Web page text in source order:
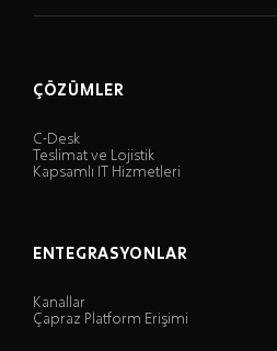
ÇÖZÜMLER
C-Desk
Teslimat ve Lojistik
Kapsamlı IT Hizmetleri
ENTEGRASYONLAR
Kanallar
Çapraz Platform Erişimi